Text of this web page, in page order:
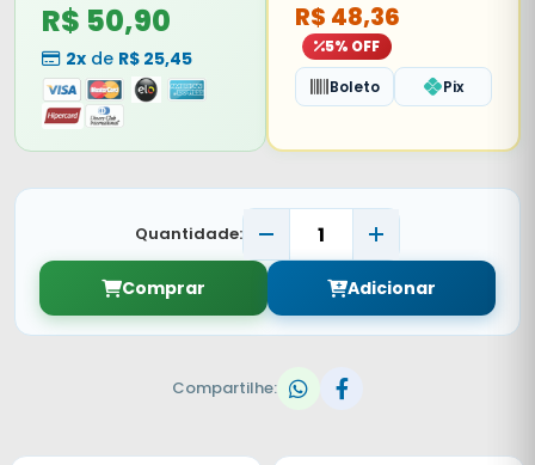
R$ 50,90
2x de R$ 25,45
R$ 48,36
5% OFF
Boleto
Pix
Quantidade:
Comprar Adicionar
Compartilhe: